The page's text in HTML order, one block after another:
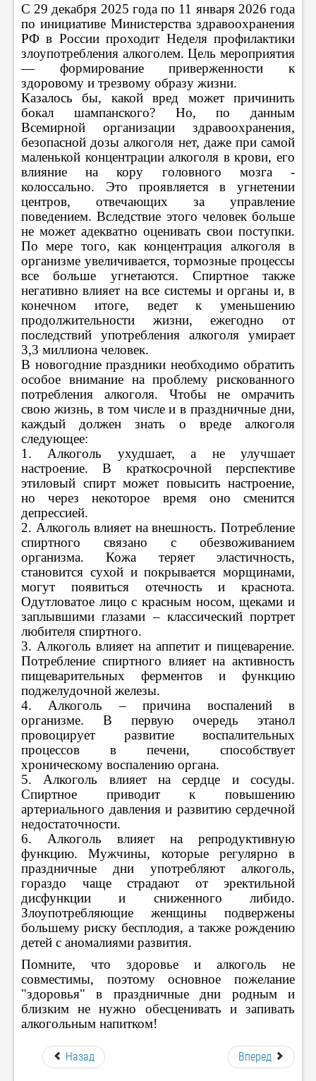
С 29 декабря 2025 года по 11 января 2026 года
по инициативе Министерства здравоохранения
РФ в России проходит Неделя профилактики
злоупотребления алкоголем. Цель мероприятия
— формирование приверженности к
здоровому и трезвому образу жизни.
Казалось бы, какой вред может причинить
бокал шампанского? Но, по данным
Всемирной организации здравоохранения,
безопасной дозы алкоголя нет, даже при самой
маленькой концентрации алкоголя в крови, его
влияние на кору головного мозга -
колоссально. Это проявляется в угнетении
центров, отвечающих за управление
поведением. Вследствие этого человек больше
не может адекватно оценивать свои поступки.
По мере того, как концентрация алкоголя в
организме увеличивается, тормозные процессы
все больше угнетаются. Спиртное также
негативно влияет на все системы и органы и, в
конечном итоге, ведет к уменьшению
продолжительности жизни, ежегодно от
последствий употребления алкоголя умирает
3,3 миллиона человек.
В новогодние праздники необходимо обратить
особое внимание на проблему рискованного
потребления алкоголя. Чтобы не омрачить
свою жизнь, в том числе и в праздничные дни,
каждый должен знать о вреде алкоголя
следующее:
1. Алкоголь ухудшает, а не улучшает
настроение. В краткосрочной перспективе
этиловый спирт может повысить настроение,
но через некоторое время оно сменится
депрессией.
2. Алкоголь влияет на внешность. Потребление
спиртного связано с обезвоживанием
организма. Кожа теряет эластичность,
становится сухой и покрывается морщинами,
могут появиться отечность и краснота.
Одутловатое лицо с красным носом, щеками и
заплывшими глазами – классический портрет
любителя спиртного.
3. Алкоголь влияет на аппетит и пищеварение.
Потребление спиртного влияет на активность
пищеварительных ферментов и функцию
поджелудочной железы.
4. Алкоголь – причина воспалений в
организме. В первую очередь этанол
провоцирует развитие воспалительных
процессов в печени, способствует
хроническому воспалению органа.
5. Алкоголь влияет на сердце и сосуды.
Спиртное приводит к повышению
артериального давления и развитию сердечной
недостаточности.
6. Алкоголь влияет на репродуктивную
функцию. Мужчины, которые регулярно в
праздничные дни употребляют алкоголь,
гораздо чаще страдают от эректильной
дисфункции и сниженного либидо.
Злоупотребляющие женщины подвержены
большему риску бесплодия, а также рождению
детей с аномалиями развития.
Помните, что здоровье и алкоголь не
совместимы, поэтому основное пожелание
"здоровья" в праздничные дни родным и
близким не нужно обесценивать и запивать
алкогольным напитком!
Назад Вперед